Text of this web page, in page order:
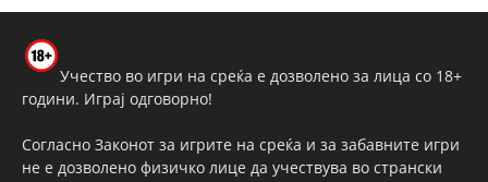
Учество во игри на среќа е дозволено за лица со 18+
години. Играј одговорно!
Согласно Законот за игрите на среќа и за забавните игри
не е дозволено физичко лице да учествува во странски